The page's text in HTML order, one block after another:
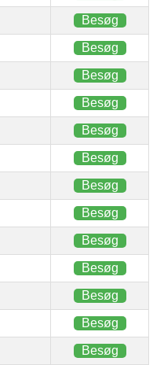
Besøg
Besøg
Besøg
Besøg
Besøg
Besøg
Besøg
Besøg
Besøg
Besøg
Besøg
Besøg
Besøg